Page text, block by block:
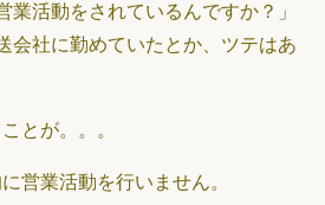
業活動をされているんですか？」
会社に勤めていたとか、ツテはあ
とが。。。
営業活動を行いません。